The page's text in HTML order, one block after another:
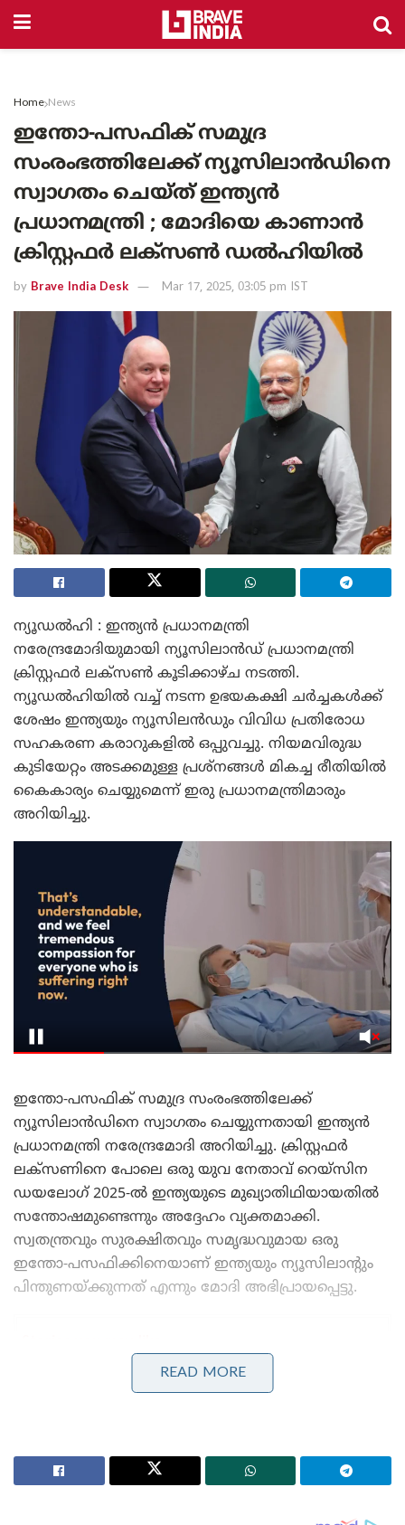
Home News
ഇന്തോ-പസഫിക് സമുദ്ര
സംരംഭത്തിലേക്ക് ന്യൂസിലാൻഡിനെ
സ്വാഗതം ചെയ്ത് ഇന്ത്യൻ
പ്രധാനമന്ത്രി ; മോദിയെ കാണാൻ
ക്രിസ്റ്റഫർ ലക്സൺ ഡൽഹിയിൽ
by Brave India Desk Mar 17, 2025, 03:05 pm IST
ന്യൂഡൽഹി : ഇന്ത്യൻ പ്രധാനമന്ത്രി
നരേന്ദ്രമോദിയുമായി ന്യൂസിലാൻഡ് പ്രധാനമന്ത്രി
ക്രിസ്റ്റഫർ ലക്സൺ കൂടിക്കാഴ്ച നടത്തി.
ന്യൂഡൽഹിയിൽ വച്ച് നടന്ന ഉഭയകക്ഷി ചർച്ചകൾക്ക്
ശേഷം ഇന്ത്യയും ന്യൂസിലൻഡും വിവിധ പ്രതിരോധ
സഹകരണ കരാറുകളിൽ ഒപ്പുവച്ചു. നിയമവിരുദ്ധ
കുടിയേറ്റം അടക്കമുള്ള പ്രശ്നങ്ങൾ മികച്ച രീതിയിൽ
കൈകാര്യം ചെയ്യുമെന്ന് ഇരു പ്രധാനമന്ത്രിമാരും
അറിയിച്ചു.
ഇന്തോ-പസഫിക് സമുദ്ര സംരംഭത്തിലേക്ക്
ന്യൂസിലാൻഡിനെ സ്വാഗതം ചെയ്യുന്നതായി ഇന്ത്യൻ
പ്രധാനമന്ത്രി നരേന്ദ്രമോദി അറിയിച്ചു. ക്രിസ്റ്റഫർ
ലക്സണിനെ പോലെ ഒരു യുവ നേതാവ് റെയ്‌സിന
ഡയലോഗ് 2025-ൽ ഇന്ത്യയുടെ മുഖ്യാതിഥിയായതിൽ
സന്തോഷമുണ്ടെന്നും അദ്ദേഹം വ്യക്തമാക്കി.
സ്വതന്ത്രവും സുരക്ഷിതവും സമൃദ്ധവുമായ ഒരു
ഇന്തോ-പസഫിക്കിനെയാണ് ഇന്ത്യയും ന്യൂസിലാന്റും
പിന്തുണയ്ക്കുന്നത് എന്നും മോദി അഭിപ്രായപ്പെട്ടു.
എത്തിയത് 66,000 രൂപയുടെ വിദേശ നിക്ഷേപം!’:
നരേന്ദ്ര മോദിയുടെ വിദേശ പര്യടനങ്ങളുടെ കണക്ക്
പുറത്ത്
READ MORE